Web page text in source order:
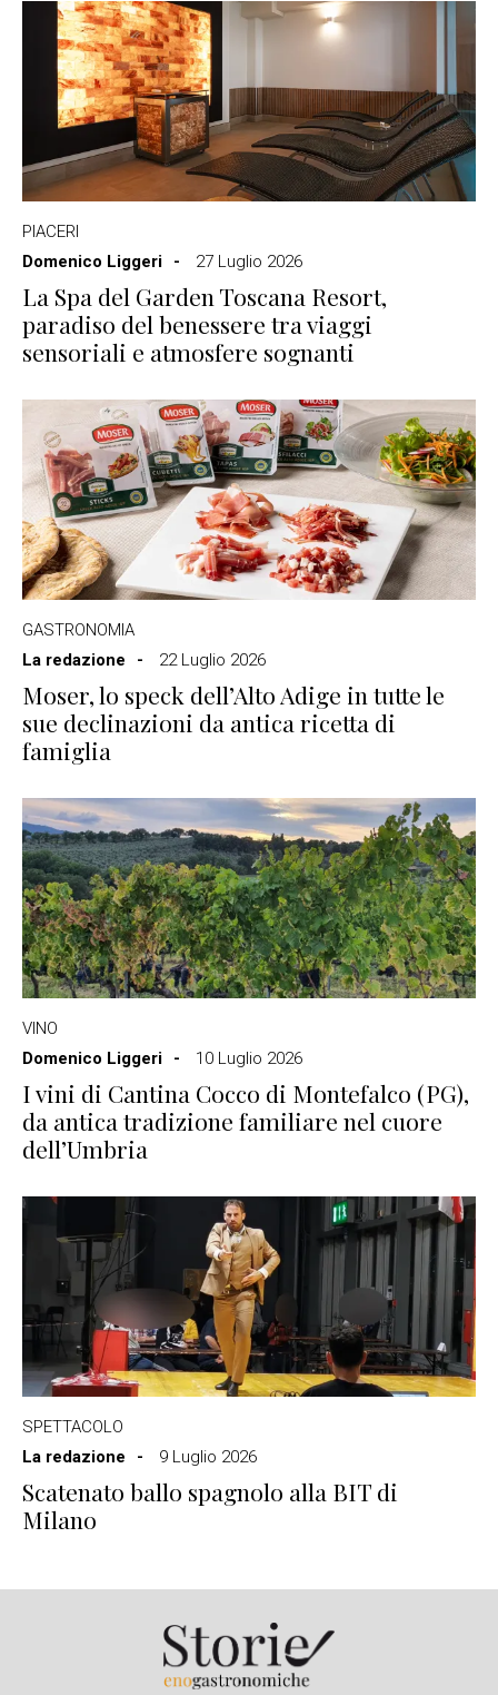
PIACERI
Domenico Liggeri
27 Luglio 2026
La Spa del Garden Toscana Resort,
paradiso del benessere tra viaggi
sensoriali e atmosfere sognanti
GASTRONOMIA
La redazione
22 Luglio 2026
Moser, lo speck dell’Alto Adige in tutte le
sue declinazioni da antica ricetta di
famiglia
VINO
Domenico Liggeri
10 Luglio 2026
I vini di Cantina Cocco di Montefalco (PG),
da antica tradizione familiare nel cuore
dell’Umbria
SPETTACOLO
La redazione
9 Luglio 2026
Scatenato ballo spagnolo alla BIT di
Milano